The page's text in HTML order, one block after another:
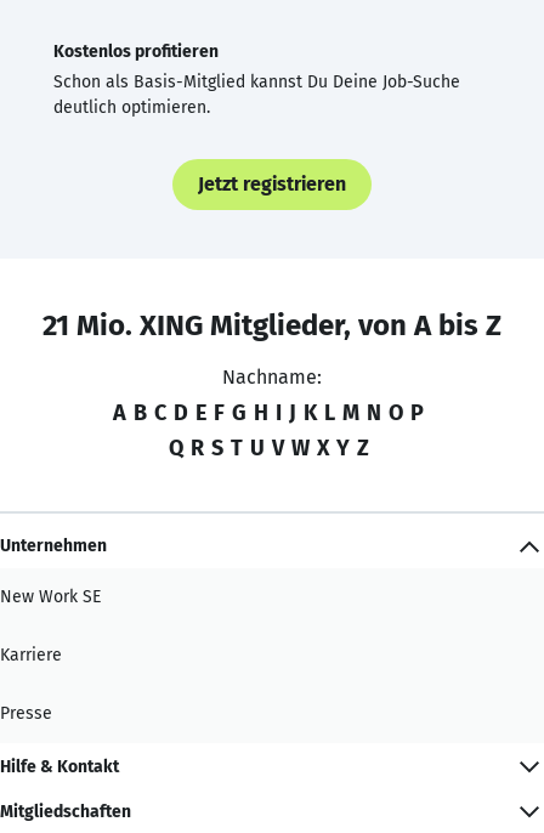
Kostenlos profitieren
Schon als Basis-Mitglied kannst Du Deine Job-Suche
deutlich optimieren.
Jetzt registrieren
21 Mio. XING Mitglieder, von A bis Z
Nachname:
A B C D E F G H I J K L M N O P
Q R S T U V W X Y Z
Unternehmen
New Work SE
Karriere
Presse
Hilfe & Kontakt
Mitgliedschaften